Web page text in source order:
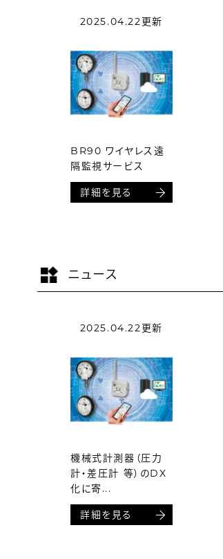
2025.04.22更新
BR90 ワイヤレス遠
隔監視サービス
詳細を見る
ニュース
2025.04.22更新
機械式計測器（圧力
計・差圧計 等）のDX
化に寄...
詳細を見る